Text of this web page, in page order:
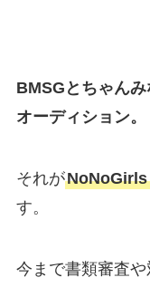
BMSGとちゃん
オーディション。
それがNoNoGirls
す。
今まで書類審査